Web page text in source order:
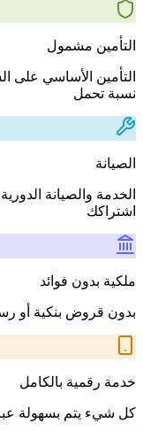
التأمين مشمول
التأمين الأساسي على
نسبة تحمل
الصيانة
الخدمة والصيانة
اشتراكك
ملكية بدون فوائد
بدون قروض بنكية أو
خدمة رقمية بالكامل
كل شيء يتم بسهولة عبر